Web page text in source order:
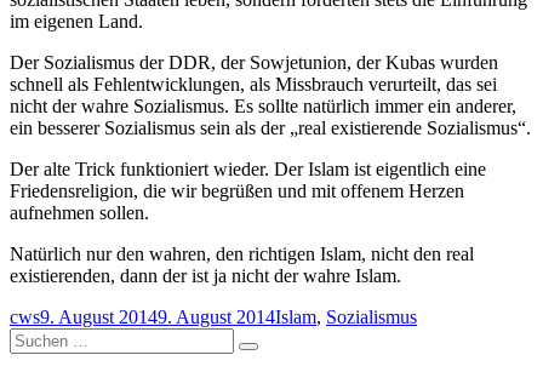
im eigenen Land.
Der Sozialismus der DDR, der Sowjetunion, der Kubas wurden
schnell als Fehlentwicklungen, als Missbrauch verurteilt, das sei
nicht der wahre Sozialismus. Es sollte natürlich immer ein anderer,
ein besserer Sozialismus sein als der „real existierende Sozialismus“.
Der alte Trick funktioniert wieder. Der Islam ist eigentlich eine
Friedensreligion, die wir begrüßen und mit offenem Herzen
aufnehmen sollen.
Natürlich nur den wahren, den richtigen Islam, nicht den real
existierenden, dann der ist ja nicht der wahre Islam.
Autor
cwsVeröffentlicht
am
9. August 20149. August 2014Schlagwörter
Islam, Sozialismus
Suchen
nach:
Suchen